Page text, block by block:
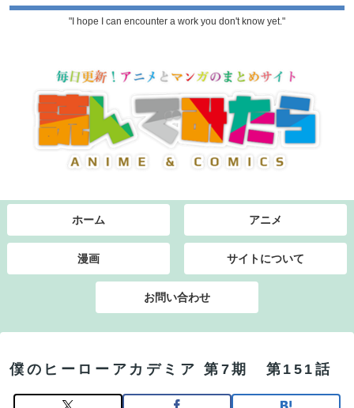
"I hope I can encounter a work you don't know yet."
ホーム アニメ
漫画 サイトについて
お問い合わせ
僕のヒーローアカデミア 第7期 第151話